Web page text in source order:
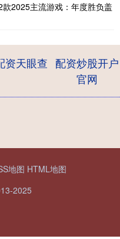
2025主流游戏：年度胜负盖
资天眼查 配资炒股开户
官网
地图 HTML地图
2025